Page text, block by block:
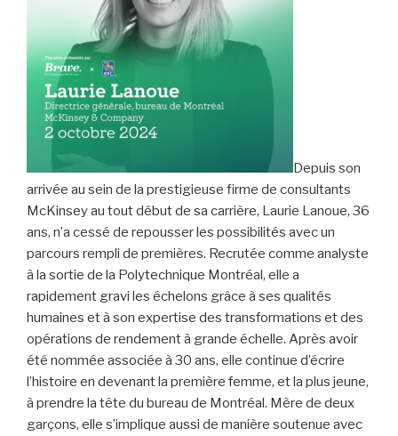
Depuis son
arrivée au sein de la prestigieuse firme de consultants
McKinsey au tout début de sa carrière, Laurie Lanoue, 36
ans, n’a cessé de repousser les possibilités avec un
parcours rempli de premières. Recrutée comme analyste
à la sortie de la Polytechnique Montréal, elle a
rapidement gravi les échelons grâce à ses qualités
humaines et à son expertise des transformations et des
opérations de rendement à grande échelle. Après avoir
été nommée associée à 30 ans, elle continue d’écrire
l’histoire en devenant la première femme, et la plus jeune,
à prendre la tête du bureau de Montréal. Mère de deux
garçons, elle s’implique aussi de manière soutenue avec